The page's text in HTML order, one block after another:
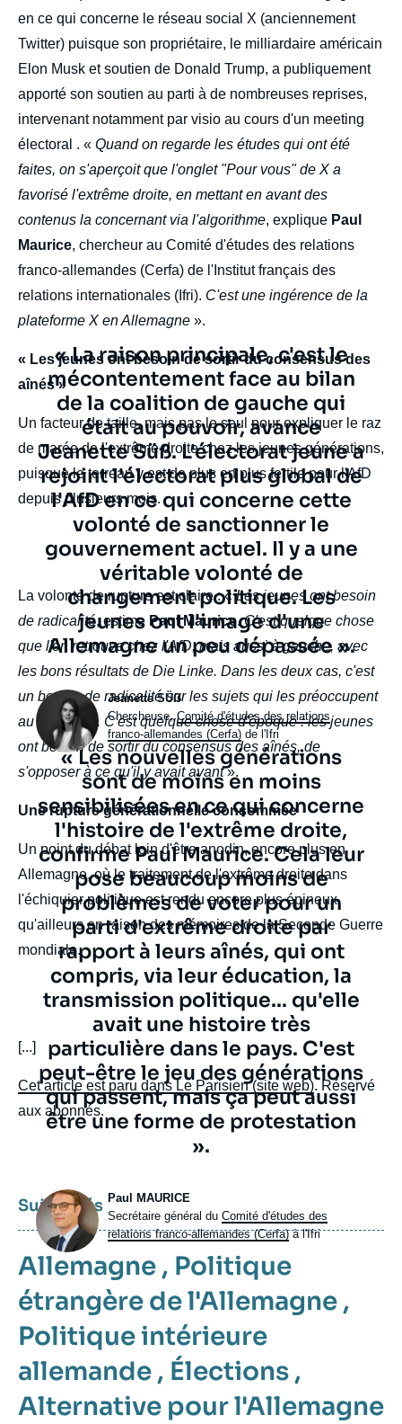
en ce qui concerne le réseau social X (anciennement
Twitter) puisque son propriétaire, le milliardaire américain
Elon Musk et soutien de Donald Trump, a publiquement
apporté son soutien au parti à de nombreuses reprises,
intervenant notamment par visio au cours d'un meeting
électoral . « Quand on regarde les études qui ont été
faites, on s'aperçoit que l'onglet "Pour vous" de X a
favorisé l'extrême droite, en mettant en avant des
contenus la concernant via l'algorithme, explique Paul
Maurice, chercheur au Comité d'études des relations
franco-allemandes (Cerfa) de l'Institut français des
relations internationales (Ifri). C'est une ingérence de la
plateforme X en Allemagne ».
« Les jeunes ont besoin de sortir du consensus des
aînés »
Un facteur de taille, mais pas le seul pour expliquer le raz
de marée de l'extrême droite chez les jeunes générations,
puisque le terreau y est de plus en plus fertile pour l'AfD
depuis plusieurs mois.
Texte
citation
« La raison principale, c'est le
mécontentement face au bilan
de la coalition de gauche qui
était au pouvoir, avance
Jeanette Süß. L'électorat jeune a
rejoint l'électorat plus global de
l'AfD en ce qui concerne cette
volonté de sanctionner le
gouvernement actuel. Il y a une
véritable volonté de
changement politique. Les
jeunes ont l'image d'une
Allemagne un peu dépassée ».
Photo
Jeanette SÜẞ
Intitulé
du
poste
Chercheuse,Comité d'études des relations
franco-allemandes (Cerfa) de l'Ifri
body
La volonté de rupture est claire : «Les jeunes ont besoin
de radicalité, estime Paul Maurice.C'est quelque chose
que l'on retrouve chez l'AfD, mais aussi à gauche, avec
les bons résultats de Die Linke. Dans les deux cas, c'est
un besoin de radicalité sur les sujets qui les préoccupent
au quotidien. C'est quelque chose d'époque : les jeunes
ont besoin de sortir du consensus des aînés, de
s'opposer à ce qu'il y avait avant».
Une rupture générationnelle consommée
Un point du débat loin d'être anodin, encore plus en
Allemagne, où le traitement de l'extrême droite dans
l'échiquier politique est rendu encore plus épineux
qu'ailleurs en raison des mémoires de la Seconde Guerre
mondiale.
Texte
citation
« Les nouvelles générations
sont de moins en moins
sensibilisées en ce qui concerne
l'histoire de l'extrême droite,
confirme Paul Maurice. Cela leur
pose beaucoup moins de
problèmes de voter pour un
parti d'extrême droite par
rapport à leurs aînés, qui ont
compris, via leur éducation, la
transmission politique... qu'elle
avait une histoire très
particulière dans le pays. C'est
peut-être le jeu des générations
qui passent, mais ça peut aussi
être une forme de protestation
».
Photo
Paul MAURICE
Intitulé
du
Secrétaire général duComité d'études des
relations franco-allemandes (Cerfa)à l'Ifri
body
[...]
Cet article est paru dans Le Parisien (site web). Réservé
aux abonnés.
Sujets liés
Allemagne , Politique
étrangère de l'Allemagne ,
Politique intérieure
allemande , Élections ,
Alternative pour l'Allemagne